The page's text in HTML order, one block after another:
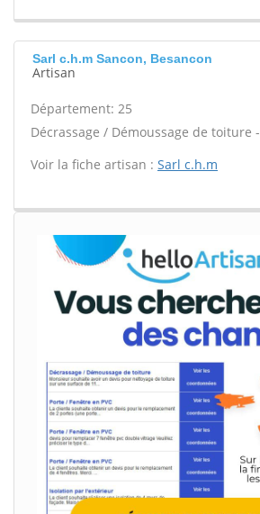
Sarl c.h.m Sancon, Besancon
Artisan
Département: 25
Décrassage / Démoussage de toiture -
Voir la fiche artisan : Sarl c.h.m